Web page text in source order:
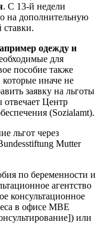
. С 13-й недели
на дополнительную
ставки.
одежду и
для
пособие также
иначе не
заявку на льготы
отвечает Центр
(Sozialamt).
льгот через
Mutter
по беременности и
агентство
консультационное
в офисе MBE
или